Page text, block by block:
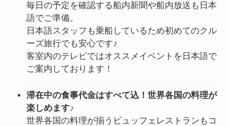
毎日の予定を確認する船内新聞や船内放送も日本
語でご準備。
日本語スタッフも乗船しているため初めてのクル
ーズ旅行でも安心です♪
客室内のテレビではオススメイベントを日本語で
ご案内しております！
滞在中の食事代金はすべて込！世界各国の料理が
楽しめます♪
世界各国の料理が揃うビュッフェレストランもコ